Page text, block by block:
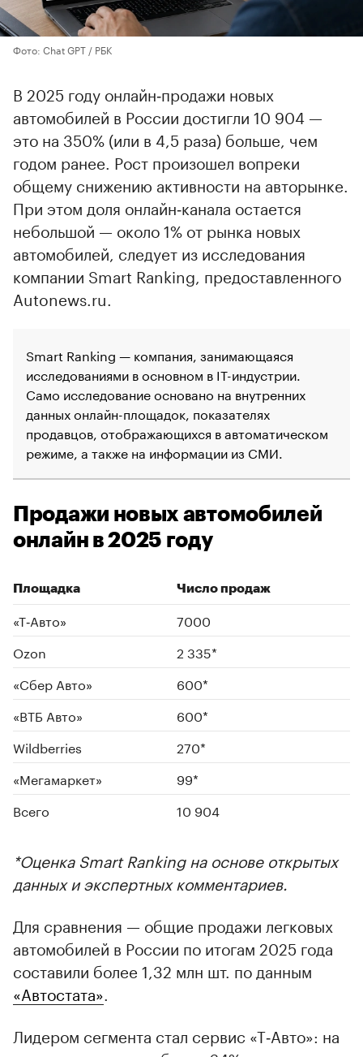
Фото: Chat GPT / РБК
В 2025 году онлайн‑продажи новых
автомобилей в России достигли 10 904 —
это на 350% (или в 4,5 раза) больше, чем
годом ранее. Рост произошел вопреки
общему снижению активности на авторынке.
При этом доля онлайн‑канала остается
небольшой — около 1% от рынка новых
автомобилей, следует из исследования
компании Smart Ranking, предоставленного
Autonews.ru.
Smart Ranking — компания, занимающаяся
исследованиями в основном в IT-индустрии.
Само исследование основано на внутренних
данных онлайн-площадок, показателях
продавцов, отображающихся в автоматическом
режиме, а также на информации из СМИ.
00:00 / 00:00
Продажи новых автомобилей
онлайн в 2025 году
Площадка Число продаж
«Т‑Авто»
7000
Ozon
2 335*
«Сбер Авто»
600*
«ВТБ Авто»
600*
Wildberries
270*
«Мегамаркет»
99*
Всего
10 904
*Оценка Smart Ranking на основе открытых
данных и экспертных комментариев.
Для сравнения — общие продажи легковых
автомобилей в России по итогам 2025 года
составили более 1,32 млн шт. по данным
«Автостата».
Лидером сегмента стал сервис «Т‑Авто»: на